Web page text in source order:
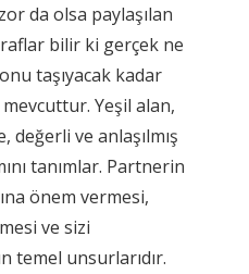
da olsa paylaşılan
bilir ki gerçek ne
taşıyacak kadar
Yeşil alan,
ve anlaşılmış
tanımlar. Partnerin
önem vermesi,
ve sizi
temel unsurlarıdır.